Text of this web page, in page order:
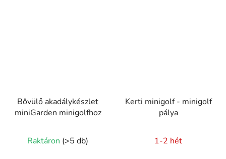
Bővülő akadálykészlet
miniGarden minigolfhoz
Raktáron (>5 db)
Kerti minigolf - minigolf
pálya
1-2 hét